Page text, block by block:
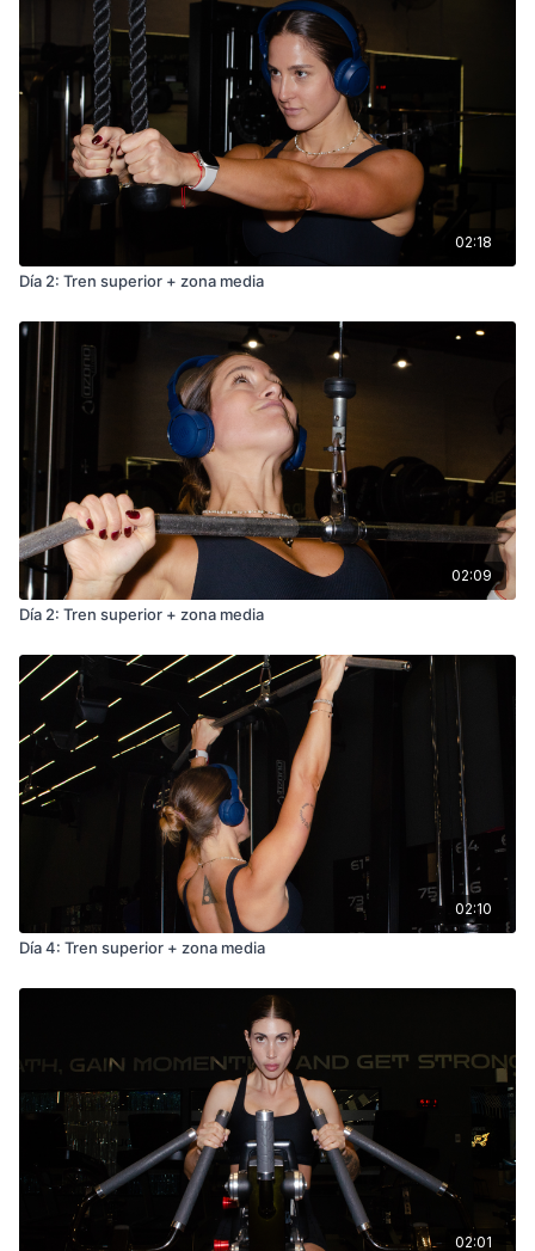
02:18
Día 2: Tren superior + zona media
02:09
Día 2: Tren superior + zona media
02:10
Día 4: Tren superior + zona media
02:01